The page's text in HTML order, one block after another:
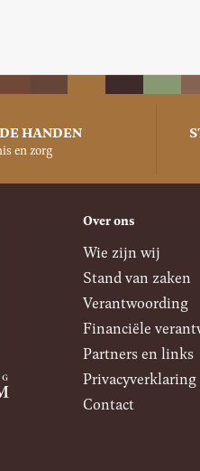
HANDEN
en zorg
Over ons
Wie zijn wij
Stand van zaken
Verantwoording
Financiële
Partners en links
Privacyverklaring
Contact